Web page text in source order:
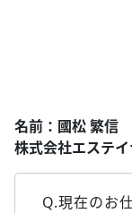
名前：國松 繁信
株式会社エステ
Q.現在のお